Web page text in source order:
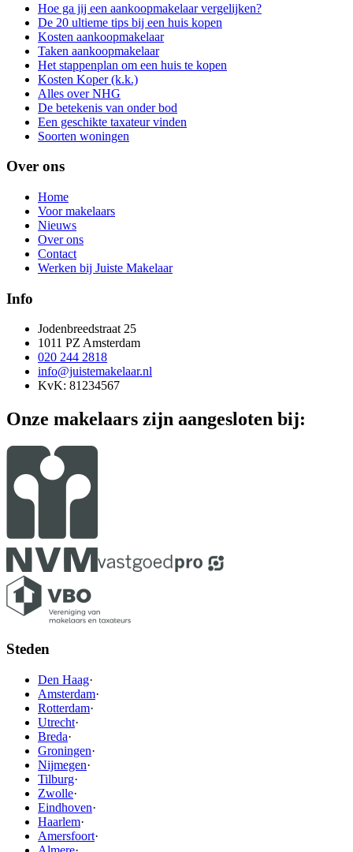
Hoe ga jij een aankoopmakelaar vergelijken?
De 20 ultieme tips bij een huis kopen
Kosten aankoopmakelaar
Taken aankoopmakelaar
Het stappenplan om een huis te kopen
Kosten Koper (k.k.)
Alles over NHG
De betekenis van onder bod
Een geschikte taxateur vinden
Soorten woningen
Over ons
Home
Voor makelaars
Nieuws
Over ons
Contact
Werken bij Juiste Makelaar
Info
Jodenbreedstraat 25
1011 PZ Amsterdam
020 244 2818
info@juistemakelaar.nl
KvK: 81234567
Onze makelaars zijn aangesloten bij:
Steden
Den Haag·
Amsterdam·
Rotterdam·
Utrecht·
Breda·
Groningen·
Nijmegen·
Tilburg·
Zwolle·
Eindhoven·
Haarlem·
Amersfoort·